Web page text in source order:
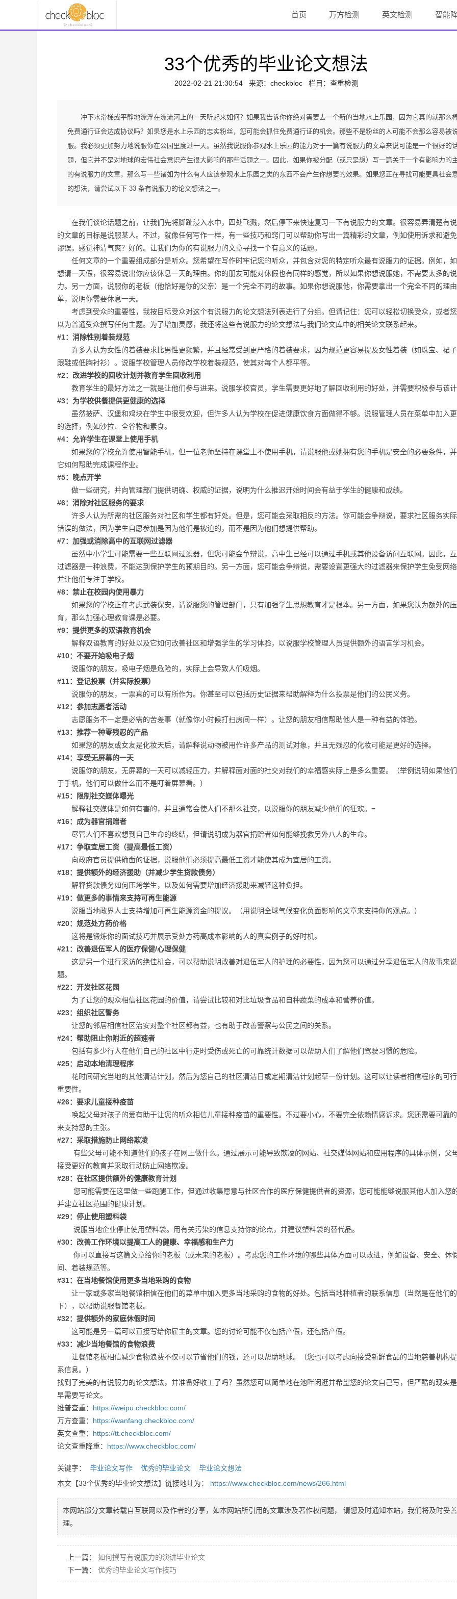
首页 万方检测 英文检测 智能
33个优秀的毕业论文想法
2022-02-21 21:30:54来源： checkbloc栏目：查重检测
冲下水滑梯或平静地漂浮在漂流河上的一天听起来如何？如果我告诉你你绝对需要去一个新的当地水上乐园，因为它真的就那么
免费通行证会达成协议吗？如果您是水上乐园的忠实粉丝，您可能会抓住免费通行证的机会。那些不是粉丝的人可能不会那么容易被
服。我必须更加努力地说服你在公园里度过一天。虽然我说服你参观水上乐园的能力对于一篇有说服力的文章来说可能是一个很好的
题，但它并不是对地球的宏伟社会意识产生很大影响的那些话题之一。因此，如果你被分配（或只是想）写一篇关于一个有影响力的
的有说服力的文章，那么写一些诸如为什么有人应该参观水上乐园之类的东西不会产生你想要的效果。如果您正在寻找可能更具社会
的想法，请尝试以下 33 条有说服力的论文想法之一。
在我们谈论话题之前，让我们先将脚趾浸入水中，四处飞溅，然后停下来快速复习一下有说服力的文章。很容易弄清楚有
的文章的目标是说服某人。不过，就像任何写作一样，有一些技巧和窍门可以帮助你写出一篇精彩的文章，例如使用诉求和避
谬误。感觉神清气爽？好的。让我们为你的有说服力的文章寻找一个有意义的话题。
任何文章的一个重要组成部分是听众。您希望在写作时牢记您的听众，并包含对您的特定听众最有说服力的证据。例如，
想请一天假，很容易说出你应该休息一天的理由。你的朋友可能对休假也有同样的感觉，所以如果你想说服她，不需要太多的
力。另一方面，说服你的老板（他恰好是你的父亲）是一个完全不同的故事。如果你想说服他，你需要拿出一个完全不同的理
单，说明你需要休息一天。
考虑到受众的重要性，我按目标受众对这个有说服力的论文想法列表进行了分组。但请记住：您可以轻松切换受众，或者
以为普通受众撰写任何主题。为了增加灵感，我还将这些有说服力的论文想法与我们论文库中的相关论文联系起来。
#1：消除性别着装规范
许多人认为女性的着装要求比男性更频繁，并且经常受到更严格的着装要求，因为规范更容易提及女性着装（如珠宝、裙
跟鞋或低胸衬衫）。说服学校管理人员修改学校着装规范，使其对每个人都平等。
#2：改进学校的回收计划并教育学生回收利用
教育学生的最好方法之一就是让他们参与进来。说服学校官员，学生需要更好地了解回收利用的好处，并需要积极参与该
#3：为学校供餐提供更健康的选择
虽然披萨、汉堡和鸡块在学生中很受欢迎，但许多人认为学校在促进健康饮食方面做得不够。说服管理人员在菜单中加入
的选择，例如沙拉、全谷物和素食。
#4：允许学生在课堂上使用手机
如果您的学校允许使用智能手机，但一位老师坚持在课堂上不使用手机，请说服他或她拥有您的手机是安全的必要条件，
它如何帮助完成课程作业。
#5：晚点开学
做一些研究，并向管理部门提供明确、权威的证据，说明为什么推迟开始时间会有益于学生的健康和成绩。
#6：消除对社区服务的要求
许多人认为所需的社区服务对社区和学生都有好处。但是，您可能会采取相反的方法。你可能会争辩说，要求社区服务实
错误的做法，因为学生自愿参加是因为他们是被迫的，而不是因为他们想提供帮助。
#7：加强或消除高中的互联网过滤器
虽然中小学生可能需要一些互联网过滤器，但您可能会争辩说，高中生已经可以通过手机或其他设备访问互联网。因此，
过滤器是一种浪费，不能达到保护学生的预期目的。另一方面，您可能会争辩说，需要设置更强大的过滤器来保护学生免受网
并让他们专注于学校。
#8：禁止在校园内使用暴力
如果您的学校正在考虑武装保安，请说服您的管理部门，只有加强学生思想教育才是根本。另一方面，如果您认为额外的
育，那么加强心理教育课是必要。
#9：提供更多的双语教育机会
解释双语教育的好处以及它如何改善社区和增强学生的学习体验，以说服学校管理人员提供额外的语言学习机会。
#10：不要开始吸电子烟
说服你的朋友，吸电子烟是危险的，实际上会导致人们吸烟。
#11：登记投票（并实际投票）
说服你的朋友，一票真的可以有所作为。你甚至可以包括历史证据来帮助解释为什么投票是他们的公民义务。
#12：参加志愿者活动
志愿服务不一定是必需的苦差事（就像你小时候打扫房间一样）。让您的朋友相信帮助他人是一种有益的体验。
#13：推荐一种零残忍的产品
如果您的朋友或女友是化妆天后，请解释说动物被用作许多产品的测试对象，并且无残忍的化妆可能是更好的选择。
#14：享受无屏幕的一天
说服你的朋友，无屏幕的一天可以减轻压力，并解释面对面的社交对我们的幸福感实际上是多么重要。（举例说明如果他
于手机，他们可以做什么而不是盯着屏幕看。）
#15：限制社交媒体曝光
解释社交媒体是如何有害的，并且通常会使人们不那么社交，以说服你的朋友减少他们的狂欢。=
#16：成为器官捐赠者
尽管人们不喜欢想到自己生命的终结，但请说明成为器官捐赠者如何能够挽救另外八人的生命。
#17：争取宜居工资（提高最低工资）
向政府官员提供确凿的证据，说服他们必须提高最低工资才能使其成为宜居的工资。
#18：提供额外的经济援助（并减少学生贷款债务）
解释贷款债务如何压垮学生，以及如何需要增加经济援助来减轻这种负担。
#19：做更多的事情来支持可再生能源
说服当地政界人士支持增加可再生能源资金的提议。（用说明全球气候变化负面影响的文章来支持你的观点。）
#20：规范处方药价格
这将是锻炼你的面试技巧并展示受处方药高成本影响的人的真实例子的好时机。
#21：改善退伍军人的医疗保健/心理保健
这是另一个进行采访的绝佳机会，可以帮助说明改善对退伍军人的护理的必要性，因为您可以通过分享退伍军人的故事来
题。
#22：开发社区花园
为了让您的观众相信社区花园的价值，请尝试比较和对比垃圾食品和自种蔬菜的成本和营养价值。
#23：组织社区警务
让您的邻居相信社区治安对整个社区都有益，也有助于改善警察与公民之间的关系。
#24：帮助阻止你附近的超速者
包括有多少行人在他们自己的社区中行走时受伤或死亡的可靠统计数据可以帮助人们了解他们驾驶习惯的危险。
#25：启动本地清理程序
花时间研究当地的其他清洁计划，然后为您自己的社区清洁日或定期清洁计划起草一份计划。这可以让读者相信程序的可
重要性。
#26：要求儿童接种疫苗
唤起父母对孩子的爱有助于让您的听众相信儿童接种疫苗的重要性。不过要小心，不要完全依赖情感诉求。您还需要可靠
来支持您的主张。
#27：采取措施防止网络欺凌
有些父母可能不知道他们的孩子在网上做什么。通过展示可能导致欺凌的网站、社交媒体网站和应用程序的具体示例，父
接受更好的教育并采取行动防止网络欺凌。
#28：在社区提供额外的健康教育计划
您可能需要在这里做一些跑腿工作，但通过收集愿意与社区合作的医疗保健提供者的资源，您可能能够说服其他人加入您
并建立社区范围的健康计划。
#29：停止使用塑料袋
说服当地企业停止使用塑料袋。用有关污染的信息支持你的论点，并建议塑料袋的替代品。
#30：改善工作环境以提高工人的健康、幸福感和生产力
你可以直接写这篇文章给你的老板（或未来的老板）。考虑您的工作环境的哪些具体方面可以改进，例如设备、安全、休
间、着装规范等。
#31：在当地餐馆使用更多当地采购的食物
让一家或多家当地餐馆相信在他们的菜单中加入更多当地采购的食物的好处。包括当地种植者的联系信息（当然是在他们
下），以帮助说服餐馆老板。
#32：提供额外的家庭休假时间
这可能是另一篇可以直接写给你雇主的文章。您的讨论可能不仅包括产假，还包括产假。
#33：减少当地餐馆的食物浪费
让餐馆老板相信减少食物浪费不仅可以节省他们的钱，还可以帮助地球。（您也可以考虑向接受新鲜食品的当地慈善机构
系信息。）
找到了完美的有说服力的论文想法，并准备好收工了吗？虽然您可以简单地在池畔闲逛并希望您的论文自己写，但严酷的现实
早需要写论文。
维普查重： https://weipu.checkbloc.com/
万方查重： https://wanfang.checkbloc.com/
英文查重： https://tt.checkbloc.com/
论文查重降重： https://www.checkbloc.com/
关键字： 毕业论文写作 优秀的毕业论文
毕业论文想法
本文【33个优秀的毕业论文想法】链接地址为： https://www.checkbloc.com/news/266.html
本网站部分文章转载自互联网以及作者的分享，如本网站所引用的文章涉及著作权问题， 请您及时通知本站，我们将及时妥
理。
上一篇： 如何撰写有说服力的演讲毕业论文
下一篇： 优秀的毕业论文写作技巧